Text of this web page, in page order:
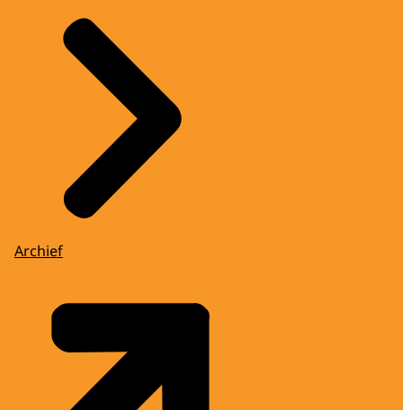
Archief